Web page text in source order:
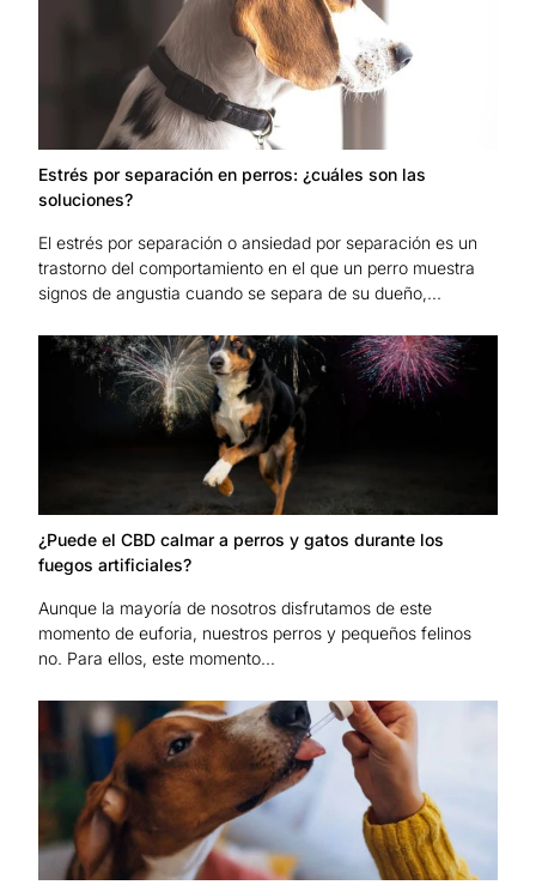
Estrés por separación en perros: ¿cuáles son las
soluciones?
El estrés por separación o ansiedad por separación es un
trastorno del comportamiento en el que un perro muestra
signos de angustia cuando se separa de su dueño,...
¿Puede el CBD calmar a perros y gatos durante los
fuegos artificiales?
Aunque la mayoría de nosotros disfrutamos de este
momento de euforia, nuestros perros y pequeños felinos
no. Para ellos, este momento...